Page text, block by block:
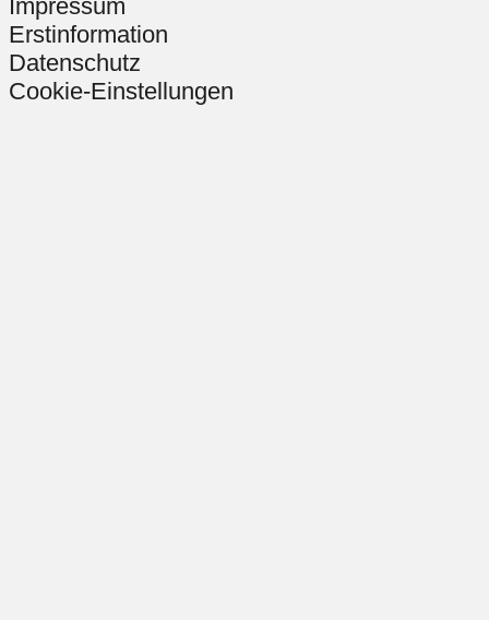
Impressum
Erstinformation
Datenschutz
Cookie-Einstellungen